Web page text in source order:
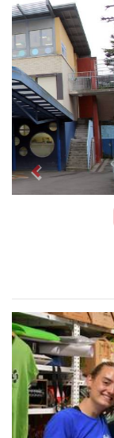
Iraola
Previous